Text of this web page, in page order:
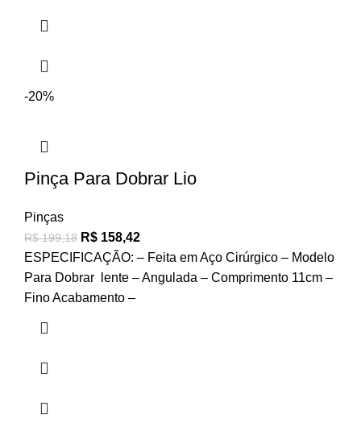
-20%
Pinça Para Dobrar Lio
Pinças
R$199,18 R$ 158,42
ESPECIFICAÇÃO: – Feita em Aço Cirúrgico – Modelo
Para Dobrar lente – Angulada – Comprimento 11cm –
Fino Acabamento –